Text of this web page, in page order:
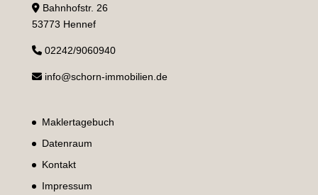
Bahnhofstr. 26
53773 Hennef
02242/9060940
info@schorn-immobilien.de
Maklertagebuch
Datenraum
Kontakt
Impressum